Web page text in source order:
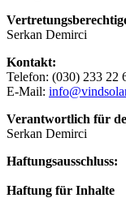
Serkan Demirci
Kontakt:
Telefon: (030) 233 22
E-Mail:
Verantwortlich für
Serkan Demirci
Haftungsausschluss:
Haftung für Inhalte